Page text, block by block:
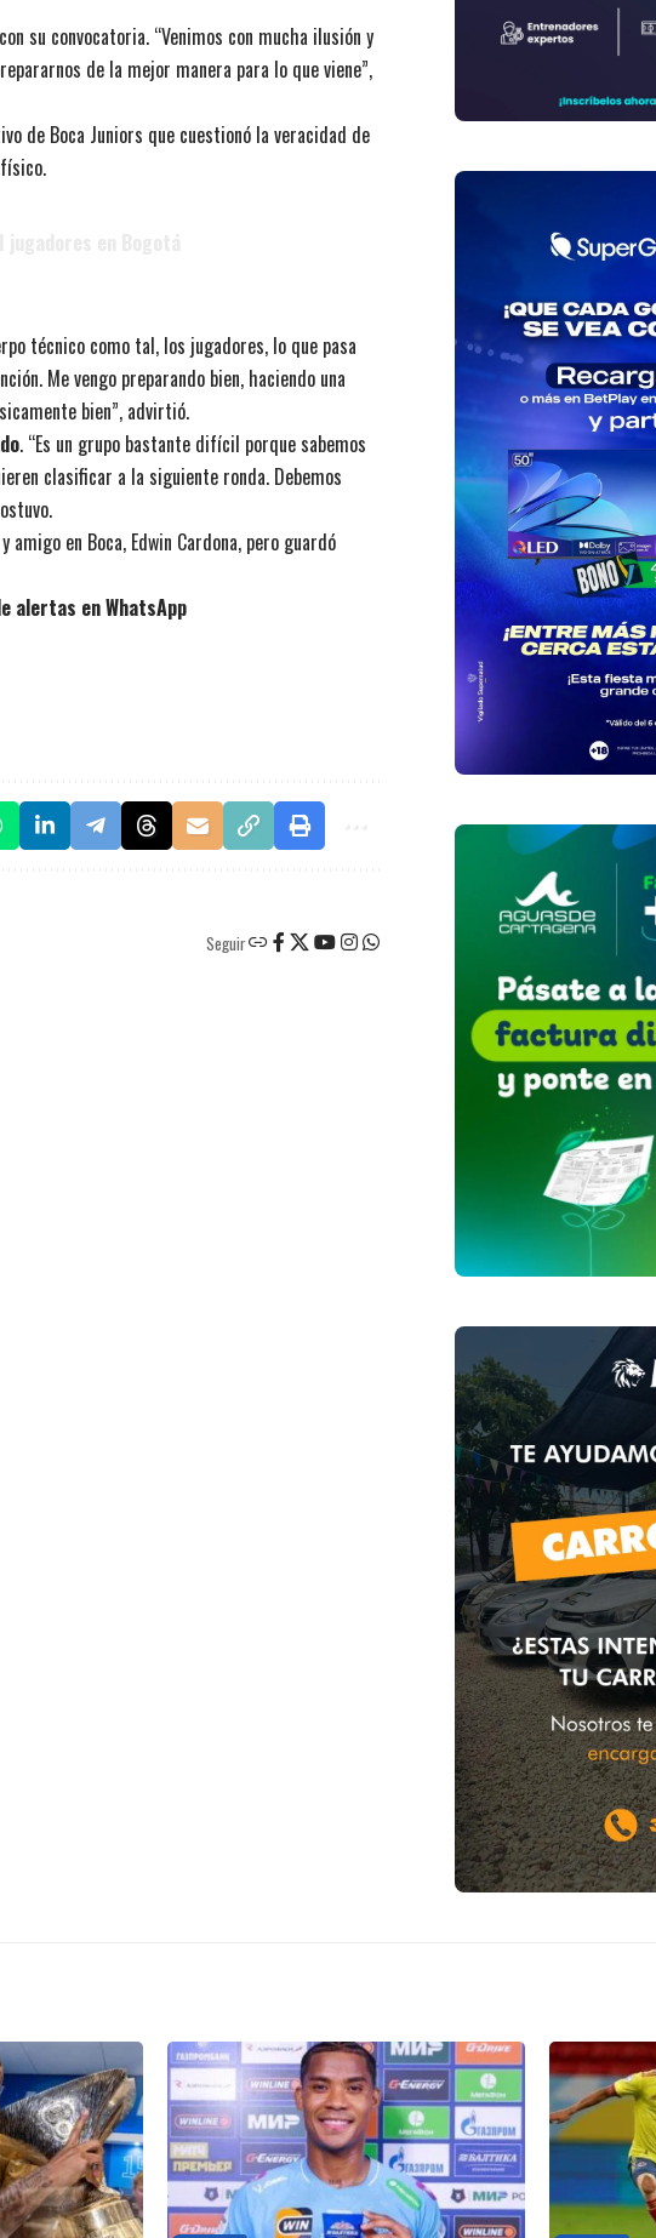
su convocatoria. “Venimos con mucha ilusión y
de la mejor manera para lo que viene”,
de Boca Juniors que cuestionó la veracidad de
técnico como tal, los jugadores, lo que pasa
Me vengo preparando bien, haciendo una
bien”, advirtió.
. “Es un grupo bastante difícil porque sabemos
clasificar a la siguiente ronda. Debemos
en Boca, Edwin Cardona, pero guardó
alertas en WhatsApp
Seguir